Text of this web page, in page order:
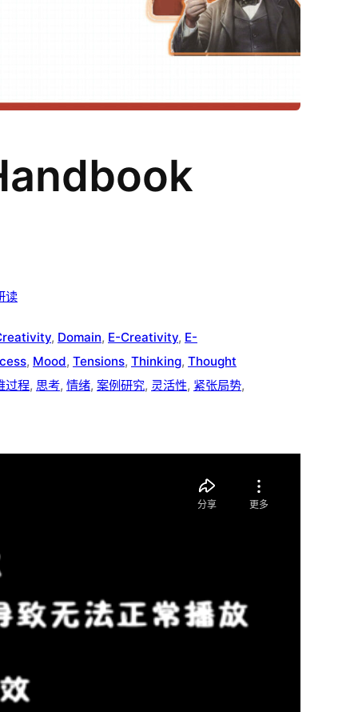
读
, Domain, E-Creativity, E-
, Mood, Tensions, Thinking, Thought
过程, 思考, 情绪, 案例研究, 灵活性, 紧张局势